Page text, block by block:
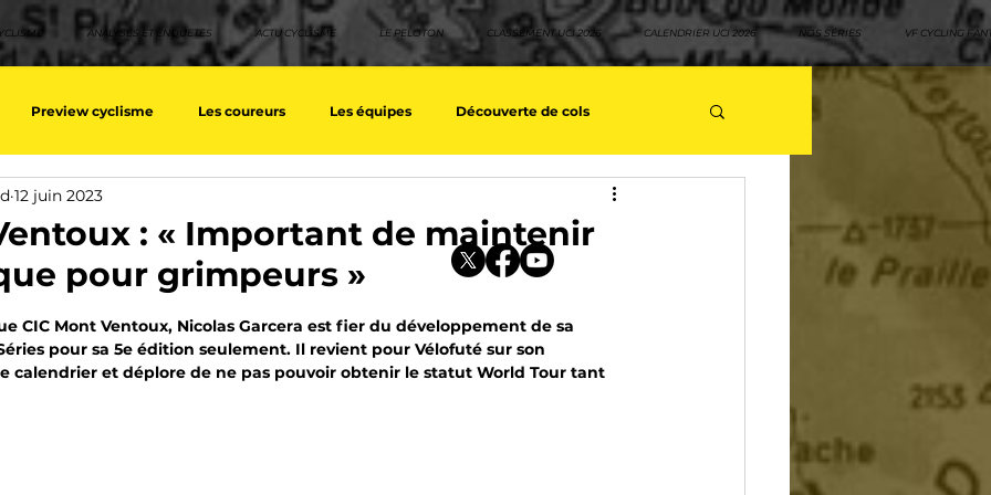
ANALYSES ET ENQUETES ACTU CYCLISME LE PELOTON CLASSEMENT UCI 2026 CALENDRIER UCI 2026 NOS SÉRIES VF CYCLING
Preview cyclisme Les coureurs Les équipes Découverte de cols
Les Tuto cyclisme Nos séries - Coureurs sans GT
équipes Top 10 grimpeurs Top 10 pavé
/ Tour d'Espagne Rétro Quizz EpopeeVF Actu cyclisme Neo pro
: « Important de maintenir
pour grimpeurs »
12 juin 2023
5.
CIC Mont Ventoux, Nicolas Garcera est fier du développement de sa
pour sa 5e édition seulement. Il revient pour Vélofuté sur son
calendrier et déplore de ne pas pouvoir obtenir le statut World Tour tant